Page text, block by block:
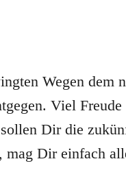
Wegen dem
Viel
Dir die
mag Dir einfach